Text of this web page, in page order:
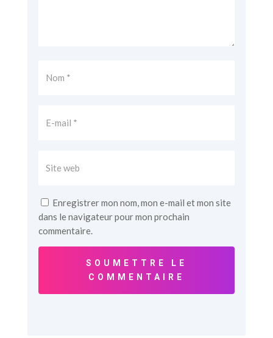
Enregistrer mon nom, mon e-mail et mon site
dans le navigateur pour mon prochain
commentaire.
SOUMETTRE LE
COMMENTAIRE